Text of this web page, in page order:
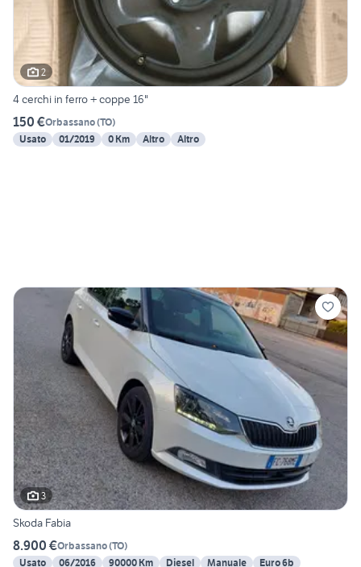
2
4 cerchi in ferro + coppe 16"
150 €Orbassano(TO)
Usato
01/2019 0 Km Altro Altro
3
Skoda Fabia
8.900 €Orbassano(TO)
Usato
06/2016 90000 Km Diesel Manuale Euro 6b